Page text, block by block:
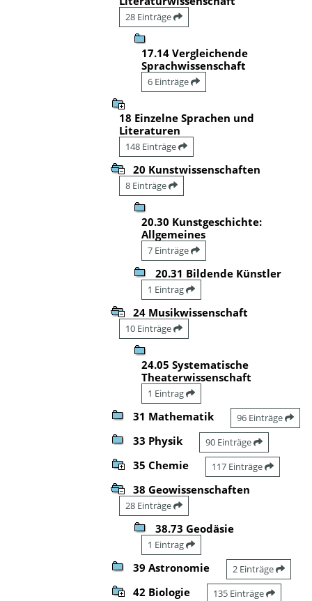
28 Einträge
17.14 Vergleichende
Sprachwissenschaft
6 Einträge
18 Einzelne Sprachen und
Literaturen
148 Einträge
20 Kunstwissenschaften
8 Einträge
20.30 Kunstgeschichte:
Allgemeines
7 Einträge
20.31 Bildende Künstler
1 Eintrag
24 Musikwissenschaft
10 Einträge
24.05 Systematische
Theaterwissenschaft
1 Eintrag
31 Mathematik 96 Einträge
33 Physik 90 Einträge
35 Chemie 117 Einträge
38 Geowissenschaften
28 Einträge
38.73 Geodäsie
1 Eintrag
39 Astronomie 2 Einträge
42 Biologie 135 Einträge